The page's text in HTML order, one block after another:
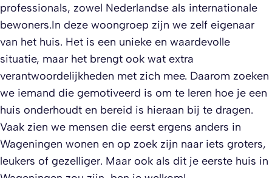
professionals, zowel Nederlandse als internationale
bewoners.In deze woongroep zijn we zelf eigenaar
van het huis. Het is een unieke en waardevolle
situatie, maar het brengt ook wat extra
verantwoordelijkheden met zich mee. Daarom zoeken
we iemand die gemotiveerd is om te leren hoe je een
huis onderhoudt en bereid is hieraan bij te dragen.
Vaak zien we mensen die eerst ergens anders in
Wageningen wonen en op zoek zijn naar iets groters,
leukers of gezelliger. Maar ook als dit je eerste huis in